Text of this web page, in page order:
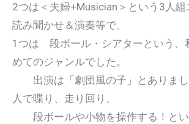
2つは＜夫婦+Musician＞という3人組
読み聞かせ＆演奏等で、
1つは 段ボール・シアターという、
めてのジャンルでした。
出演は「劇団風の子」とありまし
人で喋り、走り回り、
段ボールや小物を操作する！とい